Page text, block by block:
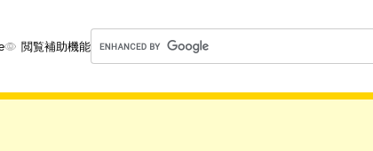
閲覧補助機能
o
g